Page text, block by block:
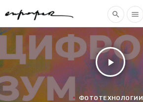
search menu
play_arrow
ФОТОТЕХНОЛОГИИ